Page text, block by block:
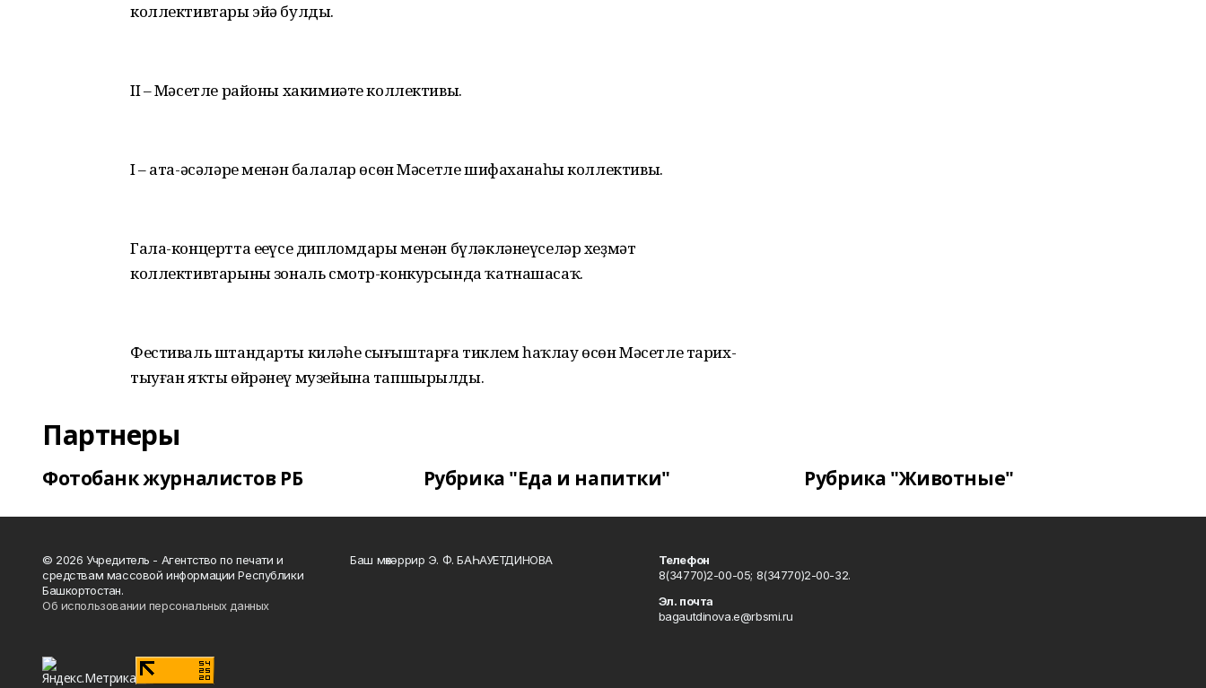
коллективтары эйә булды.
II – Мәсетле районы хакимиәте коллективы.
I – ата-әсәләре менән балалар өсөн Мәсетле шифаханаһы коллективы.
Гала-концертта еңеүсе дипломдары менән бүләкләнеүселәр хеҙмәт
коллективтарының зональ смотр-конкурсында ҡатнашасаҡ.
Фестиваль штандарты киләһе сығыштарға тиклем һаҡлау өсөн Мәсетле тарих-
тыуған яҡты өйрәнеү музейына тапшырылды.
Партнеры
Фотобанк журналистов РБ Рубрика "Еда и напитки" Рубрика "Животные"
© 2026 Учредитель - Агентство по печати и
средствам массовой информации Республики
Башкортостан.
Об использовании персональных данных
Баш мөхәррир Э. Ф. БАҺАУЕТДИНОВА
Телефон
8(34770)2-00-05; 8(34770)2-00-32.
Эл. почта
bagautdinova.e@rbsmi.ru